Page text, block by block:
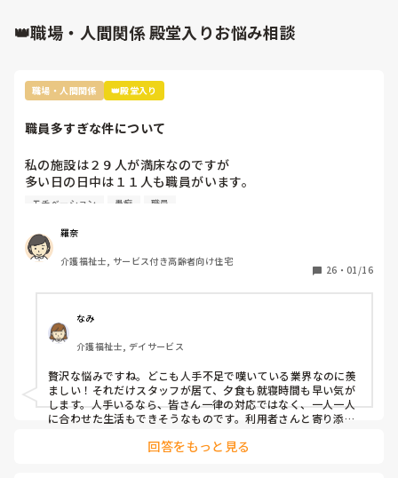
👑職場・人間関係 殿堂入りお悩み相談
職場・人間関係 👑殿堂入り
職員多すぎな件について
私の施設は２９人が満床なのですが
多い日の日中は１１人も職員がいます。
なので暇すぎて仕事内容がないです。
掃除担当がされるのですが、介護側の職員のすることもない
ため廊下の掃除や壁拭き、手すり消毒などの掃除をしていま
す。
と思う仕事内容ってありますか？
不満なのは16時までの勤務の職員が多いので、16時〜18時
は2人です。17時夕食が提供されるのですが
早く食べてもらって18時までには全員寝てもらうんです。
モチベーション 愚痴 職員
羅奈
介護福祉士, サービス付き高齢者向け住宅
26 ・ 01/16
なみ
介護福祉士, デイサービス
贅沢な悩みですね。どこも人手不足で嘆いている業界なのに羨
ましい！それだけスタッフが居て、夕食も就寝時間も早い気が
します。人手いるなら、皆さん一律の対応ではなく、一人一人
に合わせた生活もできそうなものです。利用者さんと寄り添っ
トを開催したり、工作レクをしてみたり…やることを探せばい
回答をもっと見る